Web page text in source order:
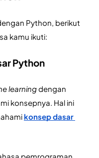
Python, berikut
kamu ikuti:
Python
learning dengan
konsepnya. Hal ini
konsep dasar